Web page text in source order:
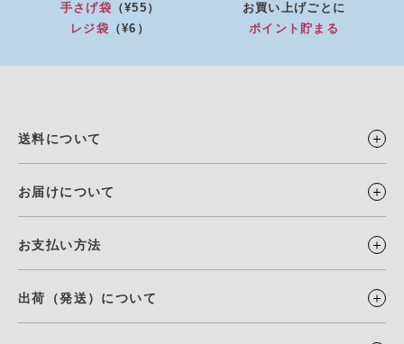
手さげ袋 （¥55）
レジ袋 （¥6）
お買い上げごとに
ポイント貯まる
送料について
お届けについて
お支払い方法
出荷（発送）について